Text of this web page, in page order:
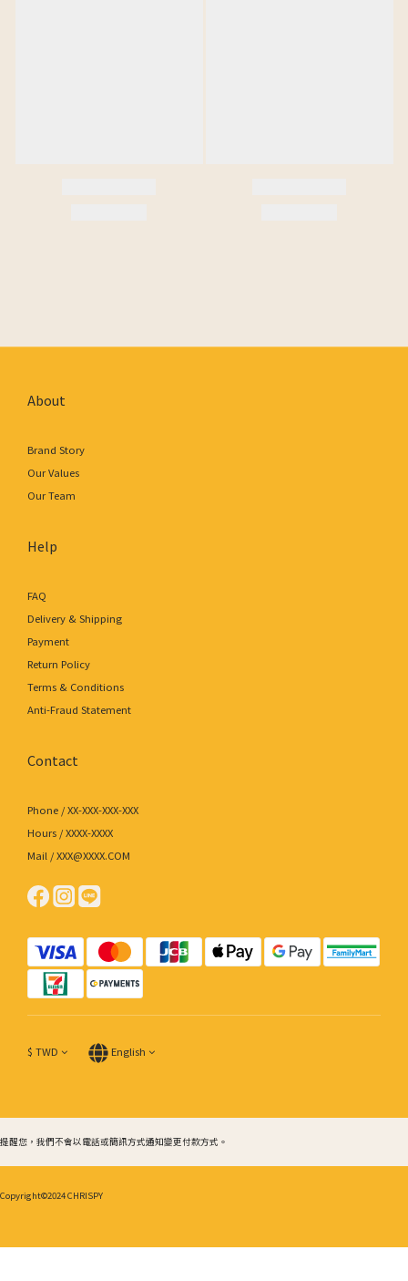
About
Brand Story
Our Values
Our Team
Help
FAQ
Delivery & Shipping
Payment
Return Policy
Terms & Conditions
Anti-Fraud Statement
Contact
Phone / XX-XXX-XXX-XXX
Hours / XXXX-XXXX
Mail / XXX@XXXX.COM
$ TWD English
提醒您，我們不會以電話或簡訊方式通知變更付款方式。
Copyright©2024 CHRISPY